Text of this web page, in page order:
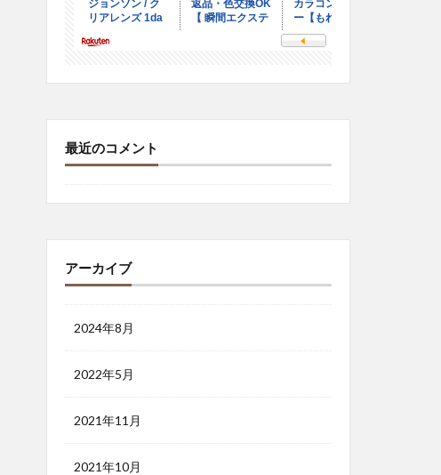
最近のコメント
アーカイブ
2024年8月
2022年5月
2021年11月
2021年10月